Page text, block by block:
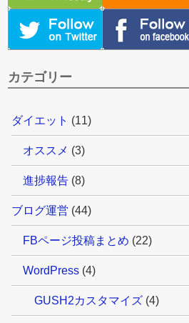
カテゴリー
ダイエット (11)
オススメ (3)
進捗報告 (8)
ブログ運営 (44)
FBページ投稿まとめ (22)
WordPress (4)
GUSH2カスタマイズ (4)